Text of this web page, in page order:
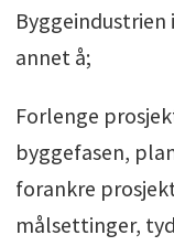
Byggeindustrien
annet å;
Forlenge
byggefasen,
forankre
målsettinger,